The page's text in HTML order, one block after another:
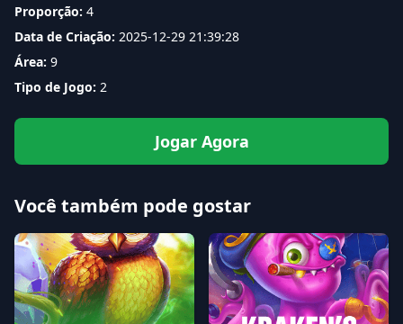
Proporção: 4
Data de Criação: 2025-12-29 21:39:28
Área: 9
Tipo de Jogo: 2
Jogar Agora
Você também pode gostar